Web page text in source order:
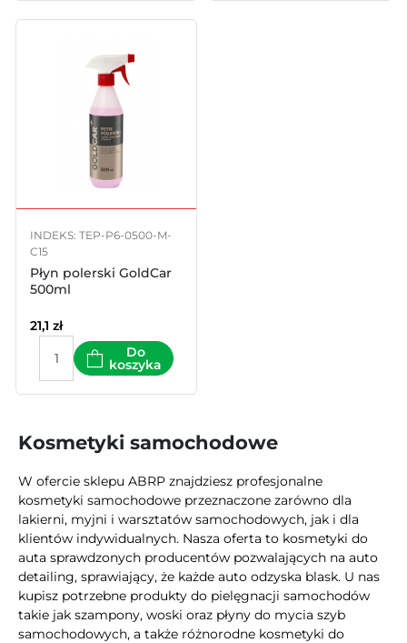
INDEKS: TEP-P6-0500-M-
C15
Płyn polerski GoldCar
500ml
21,1 zł
Do
koszyka
Kosmetyki samochodowe
W ofercie sklepu ABRP znajdziesz profesjonalne
kosmetyki samochodowe przeznaczone zarówno dla
lakierni, myjni i warsztatów samochodowych, jak i dla
klientów indywidualnych. Nasza oferta to kosmetyki do
auta sprawdzonych producentów pozwalających na auto
detailing, sprawiający, że każde auto odzyska blask. U nas
kupisz potrzebne produkty do pielęgnacji samochodów
takie jak szampony, woski oraz płyny do mycia szyb
samochodowych, a także różnorodne kosmetyki do